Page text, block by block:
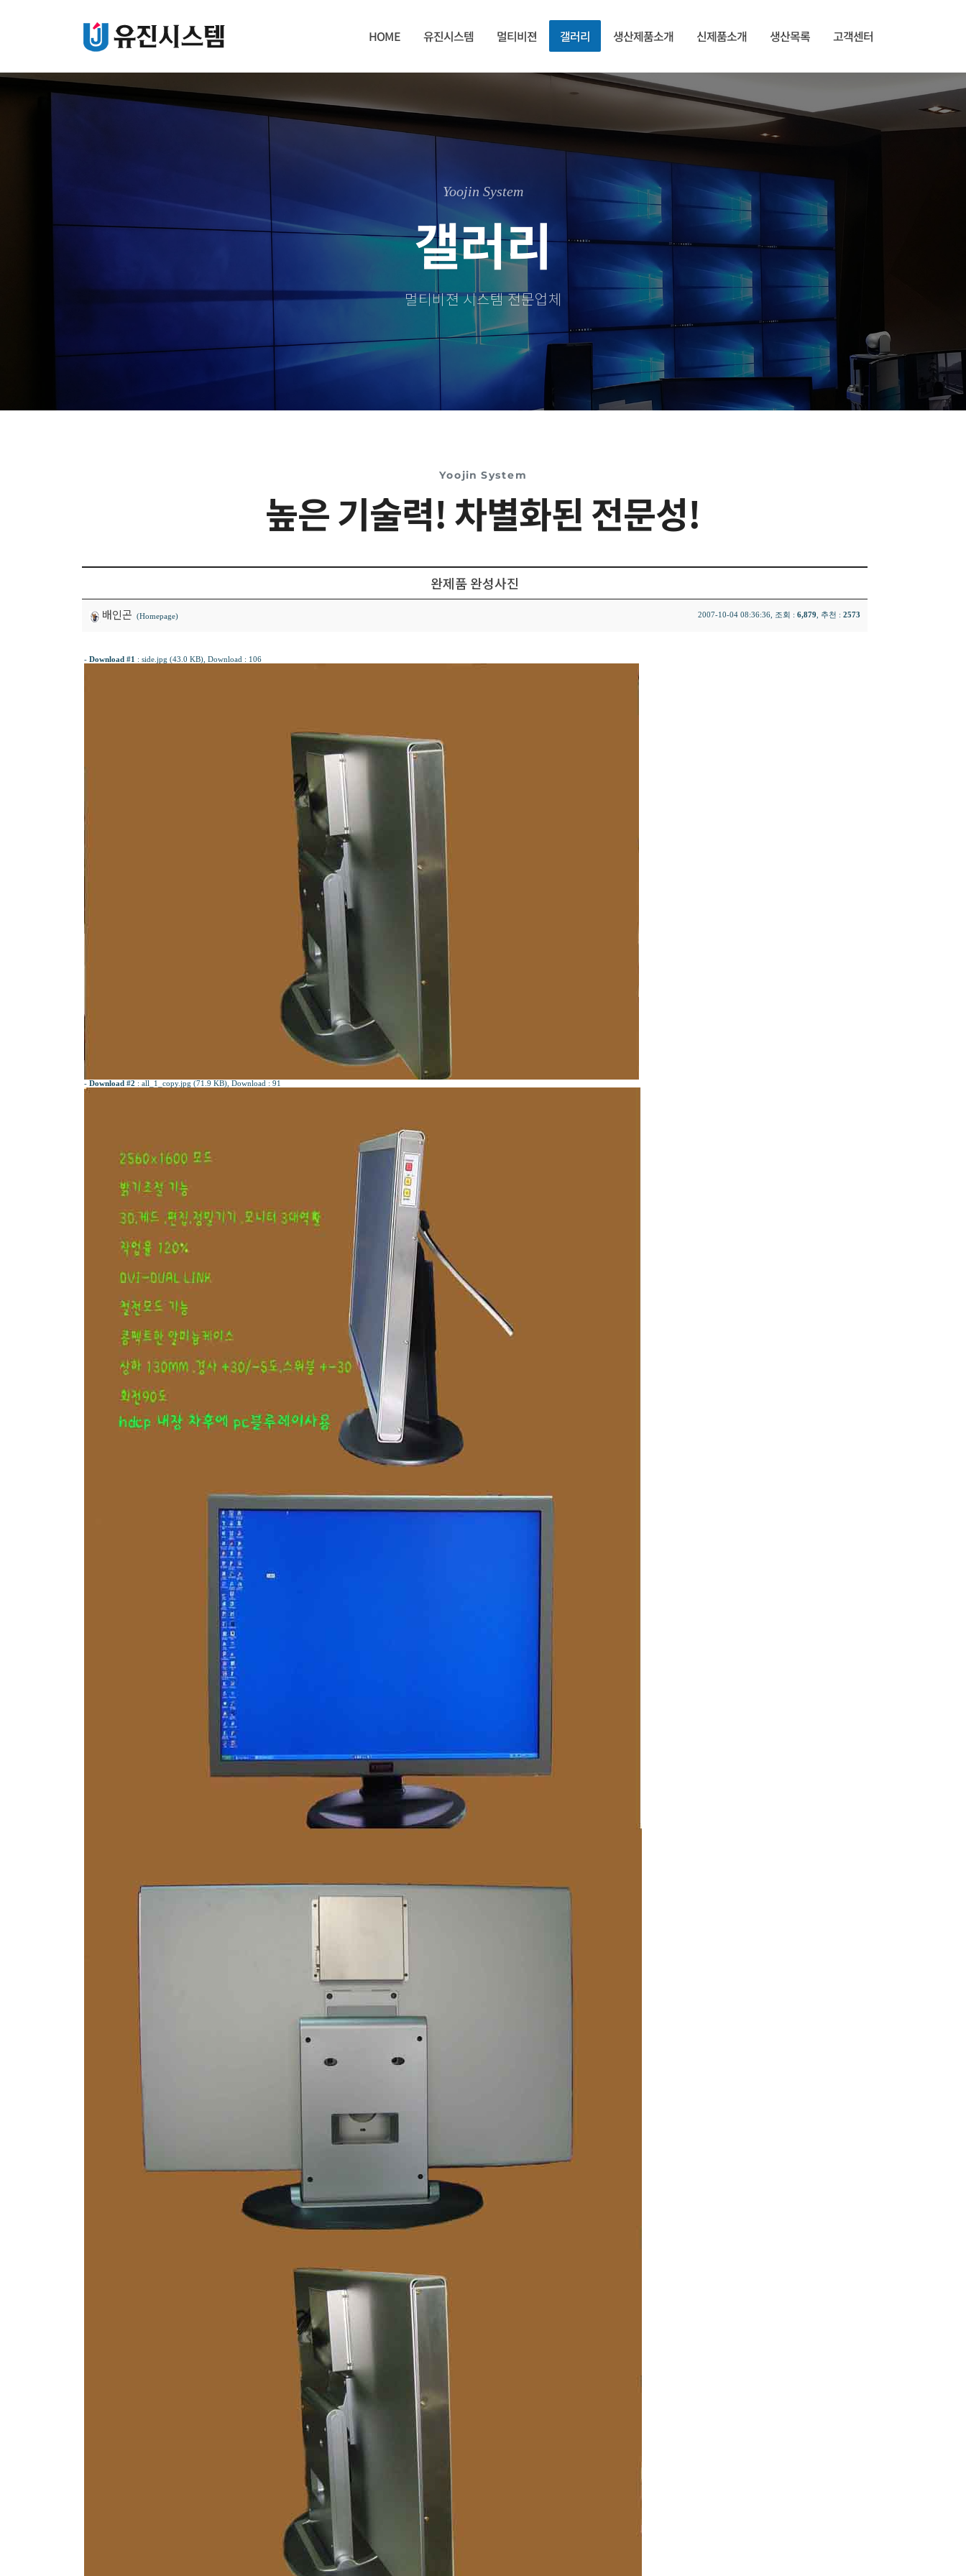
HOME 유진시스템 멀티비젼 갤러리 생산제품소개 신제품소개 생산목록 고객센터
Yoojin System
갤러리
멀티비젼 시스템 전문업체
Yoojin System
높은 기술력! 차별화된 전문성!
완제품 완성사진
배인곤 (Homepage) 2007-10-04 08:36:36, 조회 : 6,879 , 추천 : 2573
- Download #1 : side.jpg (43.0 KB) , Download : 106
- Download #2 : all_1_copy.jpg (71.9 KB) , Download : 91